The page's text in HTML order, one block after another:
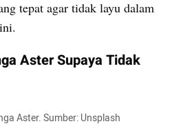
tepat agar tidak layu dalam
Aster Supaya Tidak
Aster. Sumber: Unsplash